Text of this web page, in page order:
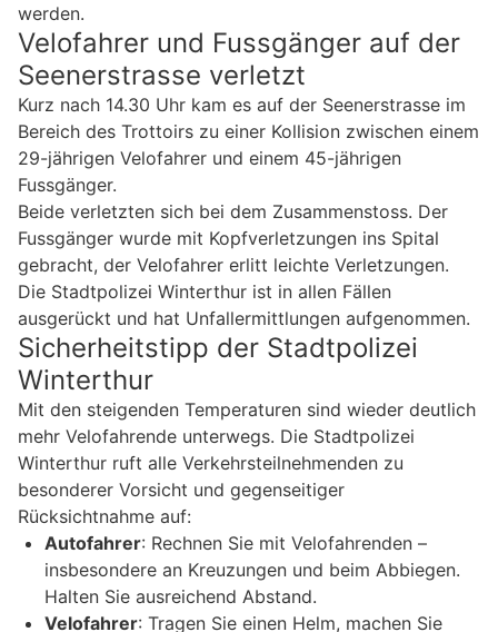
werden.
Velofahrer und Fussgänger auf der
Seenerstrasse verletzt
Kurz nach 14.30 Uhr kam es auf der Seenerstrasse im
Bereich des Trottoirs zu einer Kollision zwischen einem
29-jährigen Velofahrer und einem 45-jährigen
Fussgänger.
Beide verletzten sich bei dem Zusammenstoss. Der
Fussgänger wurde mit Kopfverletzungen ins Spital
gebracht, der Velofahrer erlitt leichte Verletzungen.
Die Stadtpolizei Winterthur ist in allen Fällen
ausgerückt und hat Unfallermittlungen aufgenommen.
Sicherheitstipp der Stadtpolizei
Winterthur
Mit den steigenden Temperaturen sind wieder deutlich
mehr Velofahrende unterwegs. Die Stadtpolizei
Winterthur ruft alle Verkehrsteilnehmenden zu
besonderer Vorsicht und gegenseitiger
Rücksichtnahme auf:
Autofahrer: Rechnen Sie mit Velofahrenden –
insbesondere an Kreuzungen und beim Abbiegen.
Halten Sie ausreichend Abstand.
Velofahrer: Tragen Sie einen Helm, machen Sie